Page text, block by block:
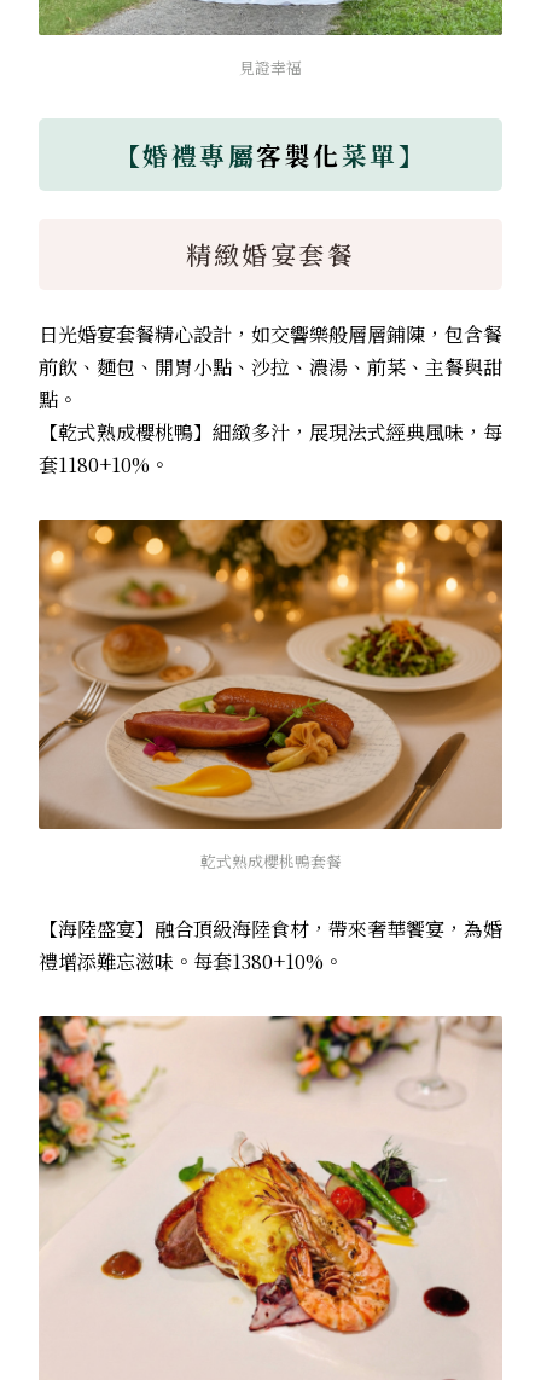
見證幸福
【婚禮專屬客製化菜單】
精緻婚宴套餐
日光婚宴套餐精心設計，如交響樂般層層鋪陳，包含餐
前飲、 麵包、開胃小點、沙拉、濃湯、前菜、主餐與甜
點。
【乾式熟成櫻桃鴨】細緻多汁，展現法式經典風味，每
套1180+10%。
乾式熟成櫻桃鴨套餐
【海陸盛宴】融合頂級海陸食材，帶來奢華饗宴，為婚
禮增添難忘滋味。 每套1380+10%。